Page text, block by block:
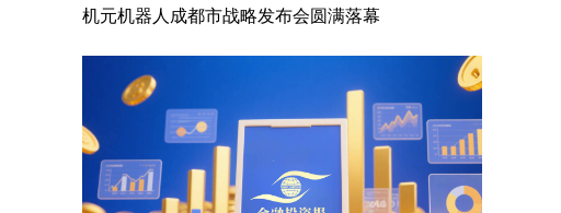
机元机器人成都市战略发布会圆满落幕